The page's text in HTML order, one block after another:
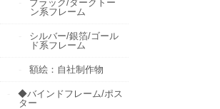
ブラック/ダークトー
ン系フレーム
シルバー/銀箔/ゴール
ド系フレーム
額絵：自社制作物
◆バインドフレーム/ポス
ター